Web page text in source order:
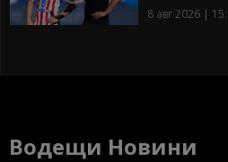
8 авг 2026 |
Водещи Новини